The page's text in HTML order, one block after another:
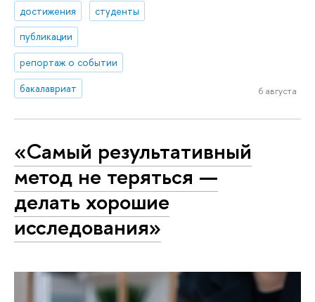
достижения
студенты
публикации
репортаж о событии
бакалавриат
6 августа
«Самый результативный
метод не теряться —
делать хорошие
исследования»